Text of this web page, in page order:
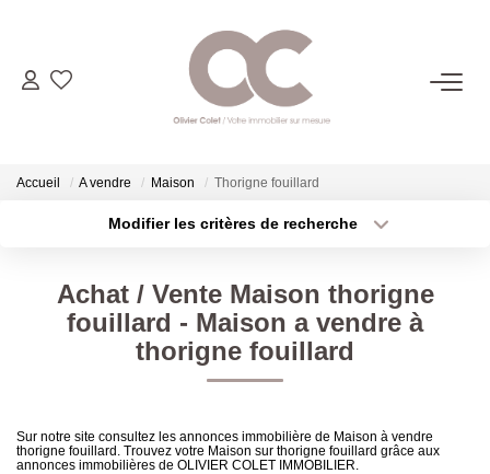
06.14.98.69.34
ACHETER
ESTIMER
L'AGENCE
CONTACT
Accueil A vendre Maison Thorigne fouillard
Modifier les critères de recherche
Sélectionnez...
Type de bien
Achat / Vente Maison thorigne
fouillard - Maison a vendre à
thorigne fouillard
Sur notre site consultez les annonces immobilière de Maison à vendre
thorigne fouillard. Trouvez votre Maison sur thorigne fouillard grâce aux
annonces immobilières de OLIVIER COLET IMMOBILIER.